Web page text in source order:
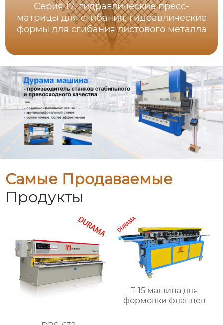
Серия 17, гидравлические пресс-
матрицы для сгибания, гидравлические
формы для сгибания листового металла
Самые Продаваемые
Продукты
T-15 машина для
формовки фланцев